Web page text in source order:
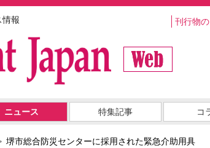
情報 刊行物
ニュース 特集記事 コ
堺市総合防災センターに採用された緊急介助用具